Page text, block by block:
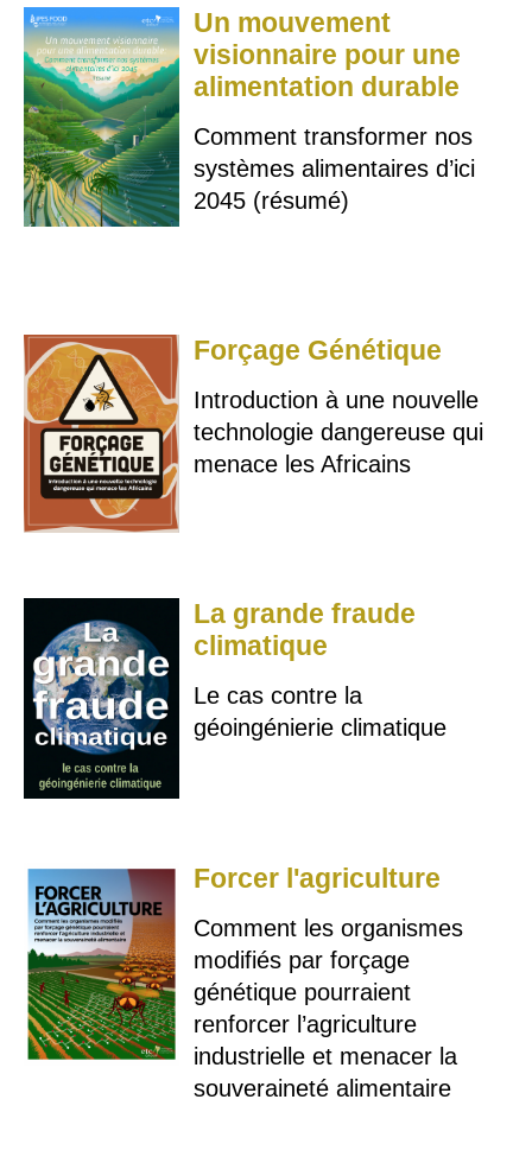
Un mouvement
visionnaire pour une
alimentation durable
Comment transformer nos
systèmes alimentaires d’ici
2045 (résumé)
Forçage Génétique
Introduction à une nouvelle
technologie dangereuse qui
menace les Africains
La grande fraude
climatique
Le cas contre la
géoingénierie climatique
Forcer l'agriculture
Comment les organismes
modifiés par forçage
génétique pourraient
renforcer l’agriculture
industrielle et menacer la
souveraineté alimentaire